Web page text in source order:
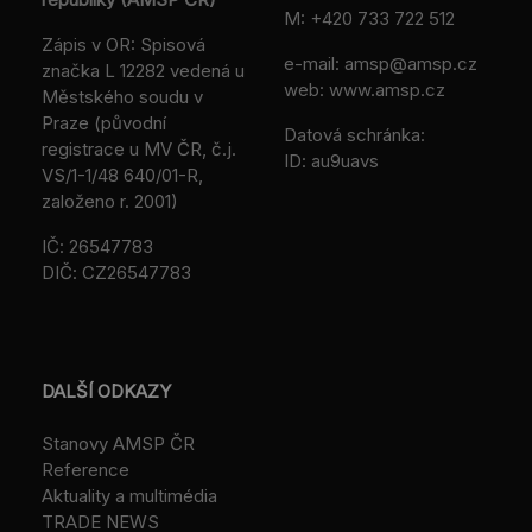
Zápis v OR: Spisová
značka L 12282 vedená u
Městského soudu v
Praze (původní
registrace u MV ČR, č.j.
VS/1-1/48 640/01-R,
založeno r. 2001)
IČ: 26547783
DIČ: CZ26547783
M: +420 733 722 512
e-mail: amsp@amsp.cz
web: www.amsp.cz
Datová schránka:
ID: au9uavs
DALŠÍ ODKAZY
Stanovy AMSP ČR
Reference
Aktuality a multimédia
TRADE NEWS